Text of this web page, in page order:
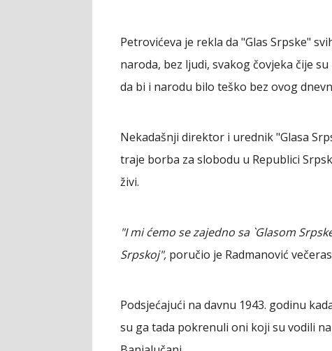
Petrovićeva je rekla da "Glas Srpske"
naroda, bez ljudi, svakog čovjeka čije
da bi i narodu bilo teško bez ovog
Nekadašnji direktor i urednik "Glasa
traje borba za slobodu u Republici
živi.
"I mi ćemo se zajedno sa `Glasom
Srpskoj", poručio je Radmanović
Podsjećajući na davnu 1943. godinu
su ga tada pokrenuli oni koji su vodili